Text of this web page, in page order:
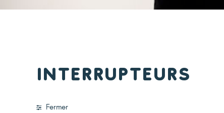
Interrupteurs
Fermer